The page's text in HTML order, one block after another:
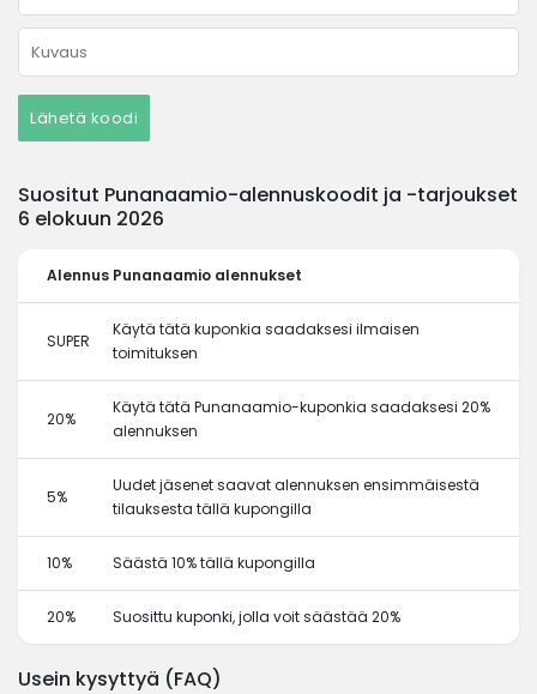
Lähetä koodi
Suositut Punanaamio-alennuskoodit ja -tarjoukset
6 elokuun 2026
Alennus Punanaamio alennukset
SUPER
Käytä tätä kuponkia saadaksesi ilmaisen
toimituksen
20%
Käytä tätä Punanaamio-kuponkia saadaksesi 20%
alennuksen
5%
Uudet jäsenet saavat alennuksen ensimmäisestä
tilauksesta tällä kupongilla
10% Säästä 10% tällä kupongilla
20% Suosittu kuponki, jolla voit säästää 20%
Usein kysyttyä (FAQ)